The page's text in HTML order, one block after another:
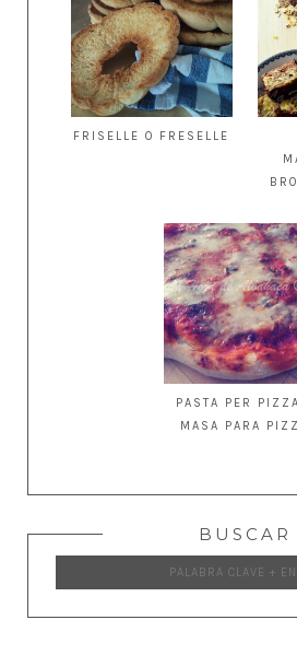
FRISELLE O FRESELLE
PASTA PER
MASA PARA
BUSCAR